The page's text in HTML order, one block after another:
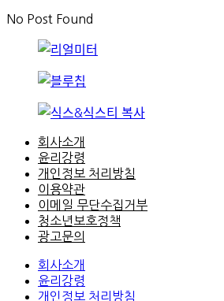
No Post Found
회사소개
윤리강령
개인정보 처리방침
이용약관
이메일 무단수집거부
청소년보호정책
광고문의
회사소개
윤리강령
개인정보 처리방침